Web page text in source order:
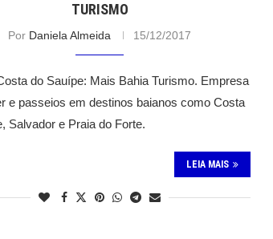
TURISMO
Por Daniela Almeida 15/12/2017
do Sauípe: Mais Bahia Turismo. Empresa
e passeios em destinos baianos como Costa
Salvador e Praia do Forte.
LEIA MAIS